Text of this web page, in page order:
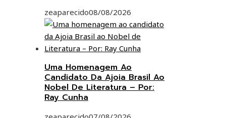
zeaparecido08/08/2026
Uma Homenagem Ao
Candidato Da Ajoia Brasil Ao
Nobel De Literatura – Por:
Ray Cunha